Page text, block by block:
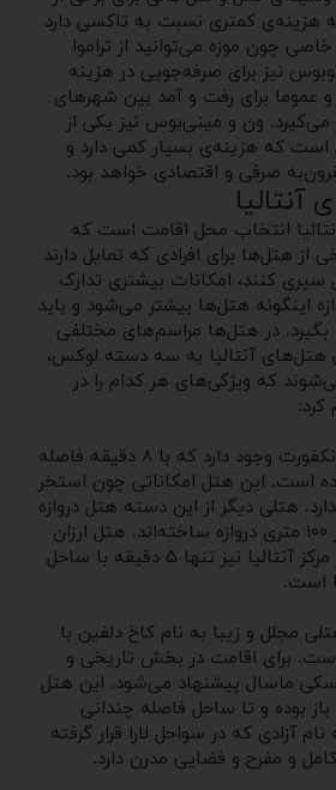
کمتری نسبت به تاکسی دارد
چون موزه می‌توانید از تراموا
نیز برای صرفه‌جویی در هزینه
عموما برای رفت و آمد بین شهرهای
می‌گیرد. ون و مینی‌بوس نیز یکی از
که هزینه‌ی بسیار کمی دارد و
صرفی و اقتصادی خواهد بود.
انتخاب محل اقامت است که
هتل‌ها برای افرادی که تمایل دارند
کنند، امکانات بیشتری تدارک
اینگونه هتل‌ها بیشتر می‌شود و باید
بگیرد. در هتل‌ها مراسم‌های مختلفی
هتل‌های آنتالیا به سه دسته لوکس،
که ویژگی‌های هر کدام را در
کرد:
در آنتالیا هتلی به نام فرانکفورت وجود دارد که با ۸ دقیقه فاصله
است. این هتل امکاناتی چون استخر
هتلی دیگر از این دسته هتل دروازه
هاردیان است که آن را در ۱۰۰ متری دروازه ساخته‌اند. هتل ارزان
Bacchus Pension واقع در مرکز آنتالیا نیز تنها ۵ دقیقه با ساحل
است.
مجلل و زیبا به نام کاخ دلفین با
برای اقامت در بخش تاریخی و
ماسال پیشنهاد می‌شود. این هتل
بوده و تا ساحل فاصله چندانی
آزادی که در سواحل لارا قرار گرفته
و مفرح و فضایی مدرن دارد.